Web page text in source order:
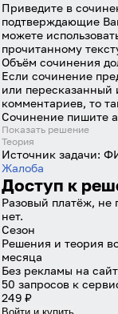
Приведите в
подтверждающие
можете
прочитанному
Объём сочинения
Если сочинение
или пересказанный
комментариев, то
Сочинение пишите
Показать решение
Теория
Источник задачи:
Жалоба
Доступ к
Разовый платёж, не
нет.
Сезон
Решения и теория
месяца
Без рекламы на
50 запросов к
249 ₽